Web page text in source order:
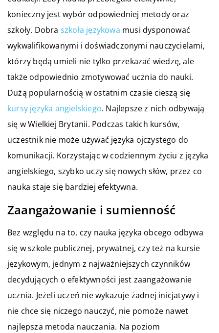
konieczny jest wybór odpowiedniej metody oraz
szkoły. Dobra szkoła językowa musi dysponować
wykwalifikowanymi i doświadczonymi nauczycielami,
którzy będą umieli nie tylko przekazać wiedzę, ale
także odpowiednio zmotywować ucznia do nauki.
Dużą popularnością w ostatnim czasie cieszą się
kursy języka angielskiego. Najlepsze z nich odbywają
się w Wielkiej Brytanii. Podczas takich kursów,
uczestnik nie może używać języka ojczystego do
komunikacji. Korzystając w codziennym życiu z języka
angielskiego, szybko uczy się nowych słów, przez co
nauka staje się bardziej efektywna.
Zaangażowanie i sumienność
Bez względu na to, czy nauka języka obcego odbywa
się w szkole publicznej, prywatnej, czy też na kursie
językowym, jednym z najważniejszych czynników
decydujących o efektywności jest zaangażowanie
ucznia. Jeżeli uczeń nie wykazuje żadnej inicjatywy i
nie chce się niczego nauczyć, nie pomoże nawet
najlepsza metoda nauczania. Na poziom